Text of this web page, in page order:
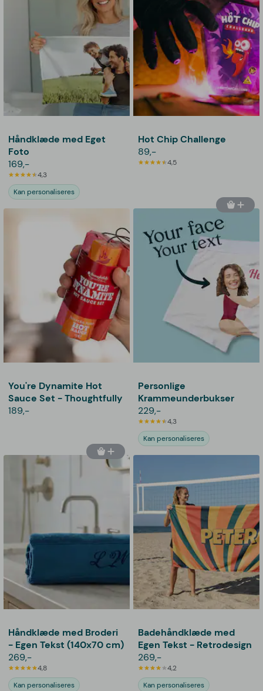
Håndklæde med Eget
Foto
169,-
4,3
Kan personaliseres
Hot Chip Challenge
89,-
4,5
You're Dynamite Hot
Sauce Set - Thoughtfully
189,-
Personlige
Krammeunderbukser
229,-
4,3
Kan personaliseres
Håndklæde med Broderi
- Egen Tekst (140x70 cm)
269,-
4,8
Kan personaliseres
Badehåndklæde med
Egen Tekst - Retrodesign
269,-
4,2
Kan personaliseres